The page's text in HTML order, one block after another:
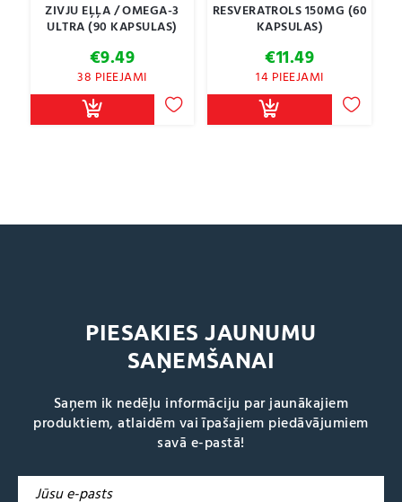
ZIVJU EĻĻA / OMEGA-3
ULTRA (90 KAPSULAS)
€9.49
38 PIEEJAMI
RESVERATROLS 150MG (60
KAPSULAS)
€11.49
14 PIEEJAMI
PIESAKIES JAUNUMU
SAŅEMŠANAI
Saņem ik nedēļu informāciju par jaunākajiem
produktiem, atlaidēm vai īpašajiem piedāvājumiem
savā e-pastā!